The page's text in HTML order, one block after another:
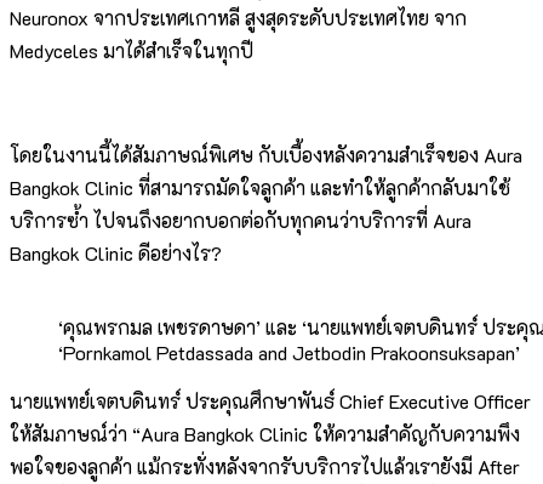
Neuronox จากประเทศเกาหลี สูงสุดระดับประเทศไทย จาก
Medyceles มาได้สำเร็จในทุกปี
โดยในงานนี้ได้สัมภาษณ์พิเศษ กับเบื้องหลังความสำเร็จของ Aura
Bangkok Clinic ที่สามารถมัดใจลูกค้า และทำให้ลูกค้ากลับมาใช้
บริการซ้ำ ไปจนถึงอยากบอกต่อกับทุกคนว่าบริการที่ Aura
Bangkok Clinic ดีอย่างไร?
‘คุณพรกมล เพชรดาษดา’ และ ‘นายแพทย์เจตบดินทร์ ประคุ
‘Pornkamol Petdassada and Jetbodin Prakoonsuksapan’
นายแพทย์เจตบดินทร์ ประคุณศึกษาพันธ์ Chief Executive Officer
ให้สัมภาษณ์ว่า “Aura Bangkok Clinic ให้ความสำคัญกับความพึง
พอใจของลูกค้า แม้กระทั่งหลังจากรับบริการไปแล้วเรายังมี After